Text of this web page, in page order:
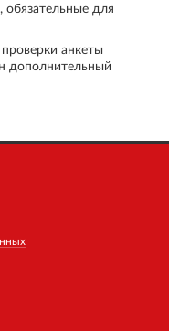
обязательные для
анкеты
дополнительный